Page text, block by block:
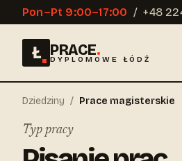
Pon–Pt 9:00–17:00 /+48
Ł PRACE.
DYPLOMOWE ŁÓDŹ
Dziedziny / Prace magisterskie
Typ pracy